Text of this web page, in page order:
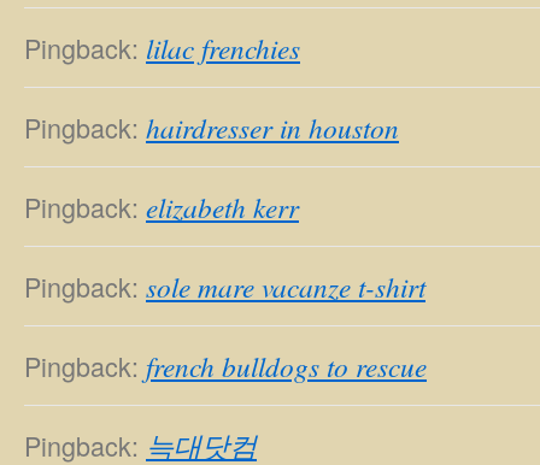
Pingback: lilac frenchies
Pingback: hairdresser in houston
Pingback: elizabeth kerr
Pingback: sole mare vacanze t-shirt
Pingback: french bulldogs to rescue
Pingback: 늑대닷컴